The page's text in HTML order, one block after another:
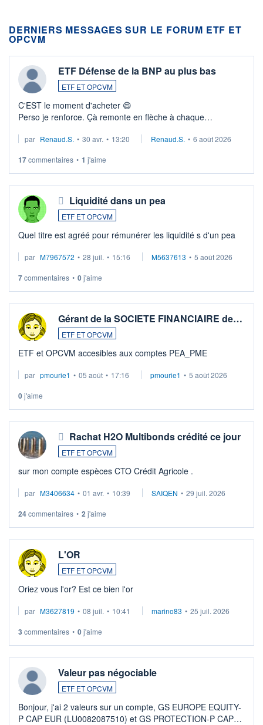
DERNIERS MESSAGES SUR LE FORUM ETF ET
OPCVM
ETF Défense de la BNP au plus bas
ETF ET OPCVM
C'EST le moment d'acheter 😄​
Perso je renforce. Çà remonte en flèche à chaque
Investissement long terme tip top pour sa retraite.
par Renaud.S. • 30 avr. • 13:20 Renaud.S. • 6 août 2026
17commentaires • 1 j'aime
Liquidité dans un pea
ETF ET OPCVM
Quel titre est agréé pour rémunérer les liquidité s d'un pea
par M7967572 • 28 juil. • 15:16 M5637613 • 5 août 2026
7commentaires • 0j'aime
Gérant de la SOCIETE FINANCIAIRE de…
ETF ET OPCVM
ETF et OPCVM accesibles aux comptes PEA_PME
par pmourie1 • 05 août • 17:16 pmourie1 • 5 août 2026
0j'aime
Rachat H2O Multibonds crédité ce jour
ETF ET OPCVM
sur mon compte espèces CTO Crédit Agricole .
par M3406634 • 01 avr. • 10:39 SAIQEN • 29 juil. 2026
24commentaires • 2 j'aime
L'OR
ETF ET OPCVM
Oriez vous l'or? Est ce bien l'or
par M3627819 • 08 juil. • 10:41 marino83 • 25 juil. 2026
3 commentaires • 0j'aime
Valeur pas négociable
ETF ET OPCVM
Bonjour, j'ai 2 valeurs sur un compte, GS EUROPE EQUITY-
P CAP EUR (LU0082087510) et GS PROTECTION-P CAP